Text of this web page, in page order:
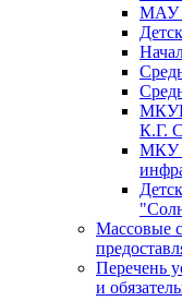
МАУ
К.Г.
МКУ
Массовые
Перечень
и